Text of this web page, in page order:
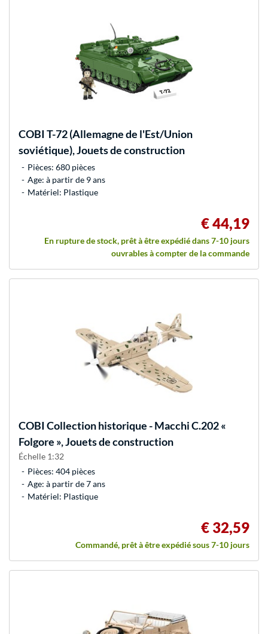
COBI T-72 (Allemagne de l'Est/Union
soviétique), Jouets de construction
Pièces: 680 pièces
Age: à partir de 9 ans
Matériel: Plastique
€ 44,19
En rupture de stock, prêt à être expédié dans 7-10 jours
ouvrables à compter de la commande
COBI Collection historique - Macchi C.202 «
Folgore », Jouets de construction
Échelle 1:32
Pièces: 404 pièces
Age: à partir de 7 ans
Matériel: Plastique
€ 32,59
Commandé, prêt à être expédié sous 7-10 jours